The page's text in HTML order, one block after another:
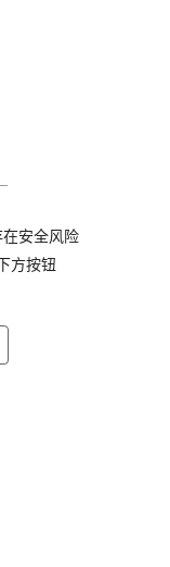
安全风险
方按钮